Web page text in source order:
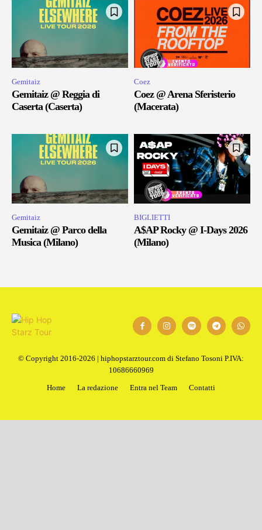
Gemitaiz
Gemitaiz @ Reggia di
Caserta (Caserta)
Coez
Coez @ Arena Sferisterio
(Macerata)
Gemitaiz
Gemitaiz @ Parco della
Musica (Milano)
BIGLIETTI
A$AP Rocky @ I-Days 2026
(Milano)
© Copyright 2016-2026 | hiphopstarztour.com di Stefano Tosoni P.IVA:
10686660969
Home
La redazione Entra nel Team Contatti